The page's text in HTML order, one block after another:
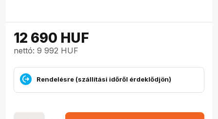
12 690 HUF
nettó: 9 992 HUF
Rendelésre (szállítási időről érdeklődjön)